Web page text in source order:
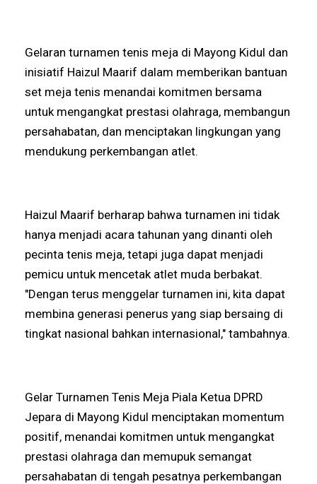
Gelaran turnamen tenis meja di Mayong Kidul dan
inisiatif Haizul Maarif dalam memberikan bantuan
set meja tenis menandai komitmen bersama
untuk mengangkat prestasi olahraga, membangun
persahabatan, dan menciptakan lingkungan yang
mendukung perkembangan atlet.
Haizul Maarif berharap bahwa turnamen ini tidak
hanya menjadi acara tahunan yang dinanti oleh
pecinta tenis meja, tetapi juga dapat menjadi
pemicu untuk mencetak atlet muda berbakat.
"Dengan terus menggelar turnamen ini, kita dapat
membina generasi penerus yang siap bersaing di
tingkat nasional bahkan internasional," tambahnya.
Gelar Turnamen Tenis Meja Piala Ketua DPRD
Jepara di Mayong Kidul menciptakan momentum
positif, menandai komitmen untuk mengangkat
prestasi olahraga dan memupuk semangat
persahabatan di tengah pesatnya perkembangan